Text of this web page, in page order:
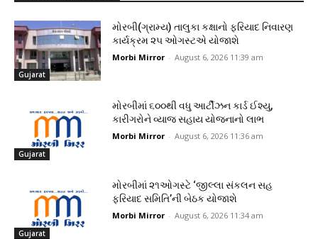
Gujarat
મોરબી(ગ્રામ્ય) તાલુકા કક્ષાનો ફરિયાદ નિવારણ
કાર્યક્રમ ૨૫ ઓગસ્ટએ યોજાશે
Morbi Mirror - August 6, 2026 11:39 am
Gujarat
મોરબીમાં ૬૦૦થી વધુ આર્ટીઝન કાર્ડ ઈશ્યુ,
કારીગરોને વ્યાજ સહાય યોજનાનો લાભ
Morbi Mirror - August 6, 2026 11:36 am
Gujarat
મોરબીમાં ૨૧ઓગસ્ટે ‘જીલ્લા સંકલન સહ
ફરિયાદ સમિતિ’ની બેઠક યોજાશે
Morbi Mirror - August 6, 2026 11:34 am